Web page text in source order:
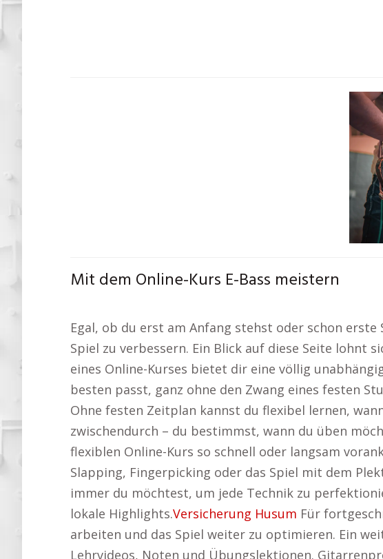
Mit dem Online-Kurs E-Bass meistern
Egal, ob du erst am Anfang stehst oder schon
Spiel zu verbessern. Ein Blick auf diese Seite lohnt
eines Online-Kurses bietet dir eine völlig
besten passt, ganz ohne den Zwang eines festen
Ohne festen Zeitplan kannst du flexibel lernen,
zwischendurch – du bestimmst, wann du üben
flexiblen Online-Kurs so schnell oder langsam
Slapping, Fingerpicking oder das Spiel mit dem
immer du möchtest, um jede Technik zu
lokale Highlights.Versicherung Husum Für
arbeiten und das Spiel weiter zu optimieren. Ein
Lehrvideos, Noten und Übungslektionen.